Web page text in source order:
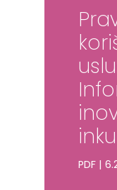
PDF |